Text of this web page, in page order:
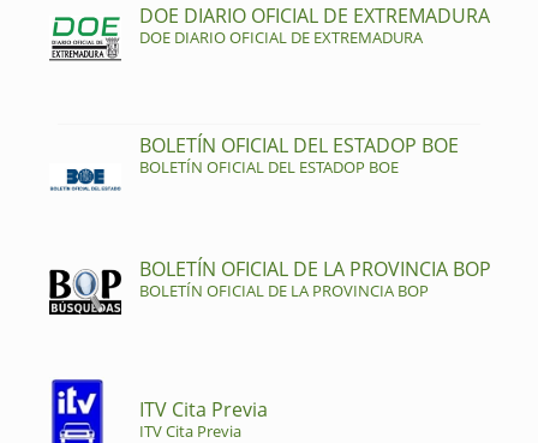
DOE DIARIO OFICIAL DE EXTREMADURA
DOE DIARIO OFICIAL DE EXTREMADURA
BOLETÍN OFICIAL DEL ESTADOP BOE
BOLETÍN OFICIAL DEL ESTADOP BOE
BOLETÍN OFICIAL DE LA PROVINCIA BOP
BOLETÍN OFICIAL DE LA PROVINCIA BOP
ITV Cita Previa
ITV Cita Previa